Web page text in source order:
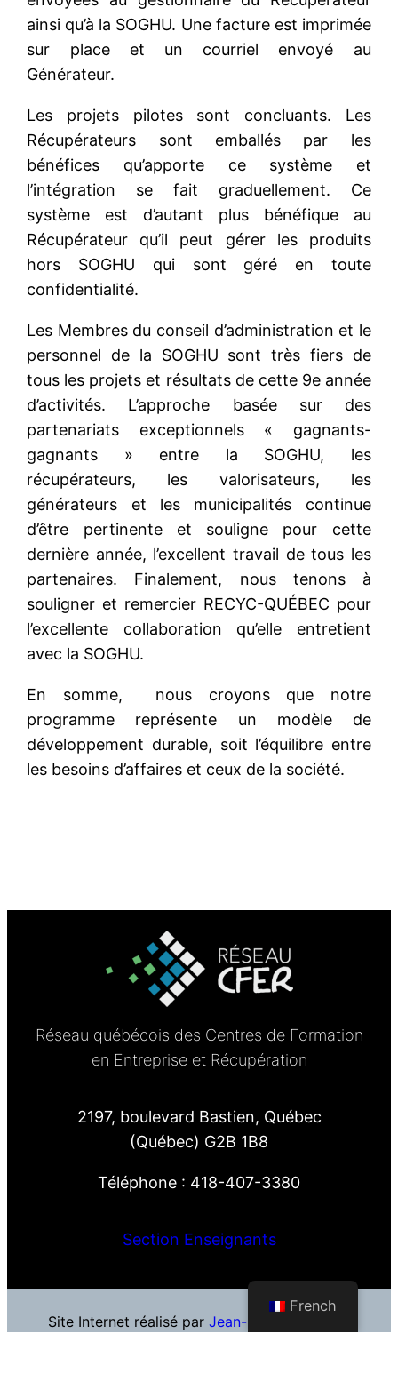
ainsi qu’à la SOGHU. Une facture est imprimée
sur place et un courriel envoyé au
Générateur.
Les projets pilotes sont concluants. Les
Récupérateurs sont emballés par les
bénéfices qu’apporte ce système et
l’intégration se fait graduellement. Ce
système est d’autant plus bénéfique au
Récupérateur qu’il peut gérer les produits
hors SOGHU qui sont géré en toute
confidentialité.
Les Membres du conseil d’administration et le
personnel de la SOGHU sont très fiers de
tous les projets et résultats de cette 9e année
d’activités. L’approche basée sur des
partenariats exceptionnels « gagnants-
gagnants » entre la SOGHU, les
récupérateurs, les valorisateurs, les
générateurs et les municipalités continue
d’être pertinente et souligne pour cette
dernière année, l’excellent travail de tous les
partenaires. Finalement, nous tenons à
souligner et remercier RECYC-QUÉBEC pour
l’excellente collaboration qu’elle entretient
avec la SOGHU.
En somme, nous croyons que notre
programme représente un modèle de
développement durable, soit l’équilibre entre
les besoins d’affaires et ceux de la société.
Réseau québécois des Centres de Formation
en Entreprise et Récupération
2197, boulevard Bastien, Québec
(Québec) G2B 1B8
Téléphone : 418-407-3380
Section Enseignants
Site Internet réalisé par Jean-François Blais
French